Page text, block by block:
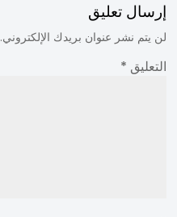
إرسال تعليق
لن يتم نشر عنوان بريدك الإلكتروني.
التعليق *